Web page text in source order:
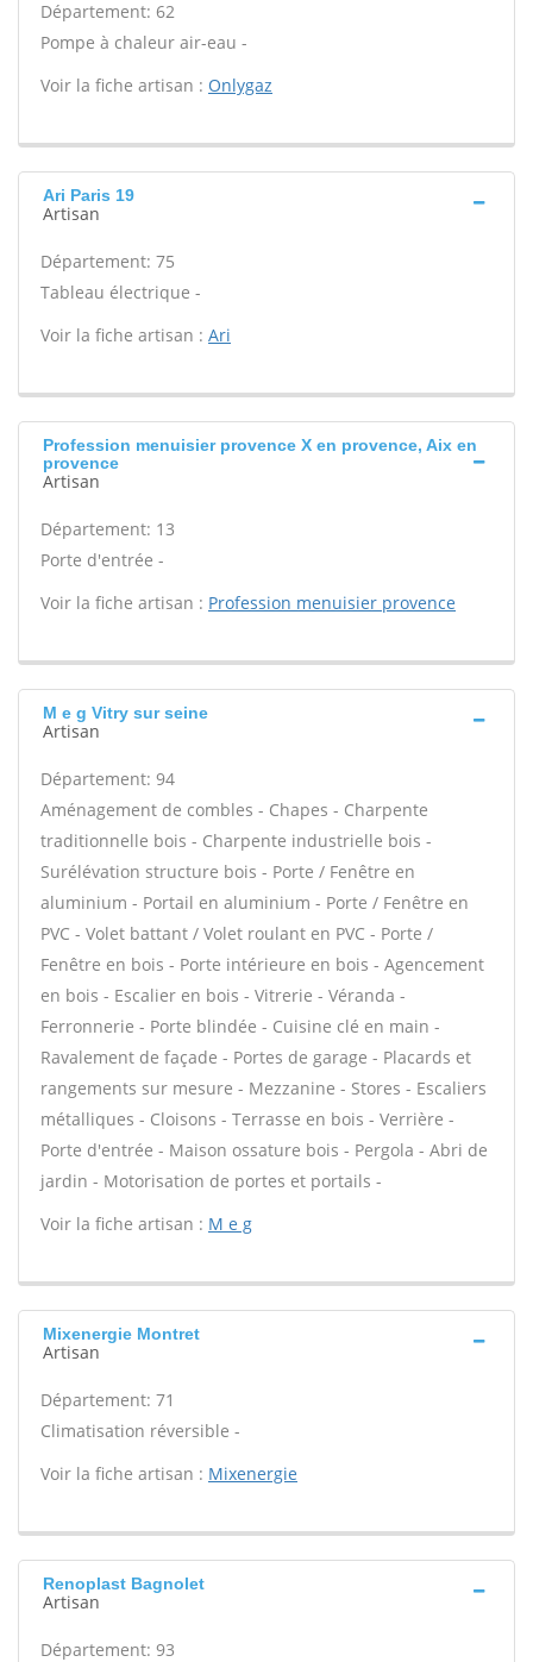
Département: 62
Pompe à chaleur air-eau -
Voir la fiche artisan : Onlygaz
Ari Paris 19
Artisan
Département: 75
Tableau électrique -
Voir la fiche artisan : Ari
Profession menuisier provence X en provence, Aix en
provence
Artisan
Département: 13
Porte d'entrée -
Voir la fiche artisan : Profession menuisier provence
M e g Vitry sur seine
Artisan
Département: 94
Aménagement de combles - Chapes - Charpente
traditionnelle bois - Charpente industrielle bois -
Surélévation structure bois - Porte / Fenêtre en
aluminium - Portail en aluminium - Porte / Fenêtre en
PVC - Volet battant / Volet roulant en PVC - Porte /
Fenêtre en bois - Porte intérieure en bois - Agencement
en bois - Escalier en bois - Vitrerie - Véranda -
Ferronnerie - Porte blindée - Cuisine clé en main -
Ravalement de façade - Portes de garage - Placards et
rangements sur mesure - Mezzanine - Stores - Escaliers
métalliques - Cloisons - Terrasse en bois - Verrière -
Porte d'entrée - Maison ossature bois - Pergola - Abri de
jardin - Motorisation de portes et portails -
Voir la fiche artisan : M e g
Mixenergie Montret
Artisan
Département: 71
Climatisation réversible -
Voir la fiche artisan : Mixenergie
Renoplast Bagnolet
Artisan
Département: 93